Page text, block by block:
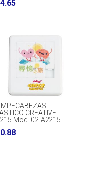
CREATIVE
Mod. 02-A2215